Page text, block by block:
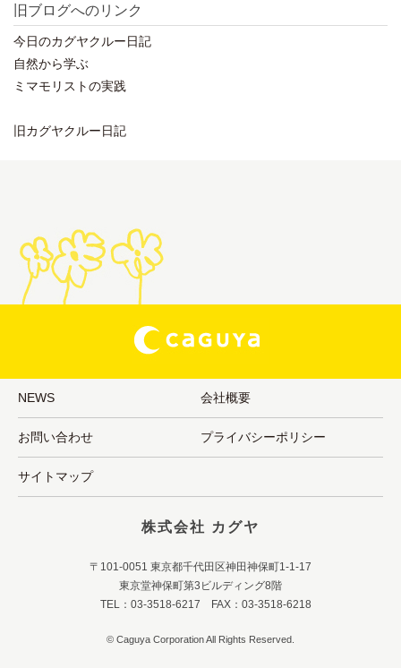
旧ブログへのリンク
今日のカグヤクルー日記
自然から学ぶ
ミマモリストの実践
旧カグヤクルー日記
NEWS 会社概要
お問い合わせ プライバシーポリシー
サイトマップ
株式会社 カグヤ
〒101-0051 東京都千代田区神田神保町1-1-17
東京堂神保町第3ビルディング8階
TEL：03-3518-6217 FAX：03-3518-6218
© Caguya Corporation All Rights Reserved.